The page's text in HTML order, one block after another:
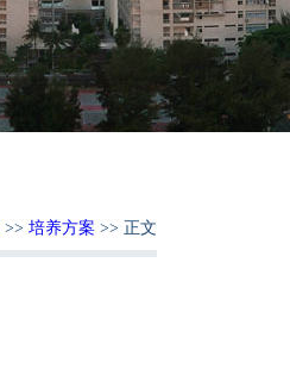
>> 培养方案 >> 正文